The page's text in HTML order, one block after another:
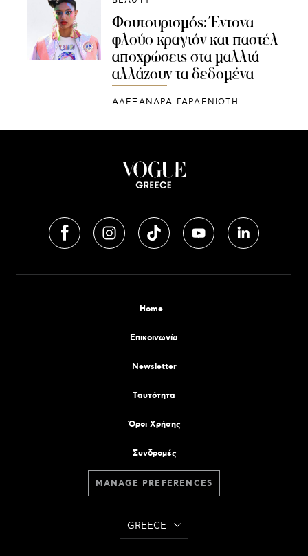
Φουτουρισμός: Έντονα
φλούο κραγιόν και παστέλ
αποχρώσεις στα μαλλιά
αλλάζουν τα δεδομένα
ΑΛΕΞΑΝΔΡΑ ΓΑΡΔΕΝΙΩΤΗ
Home
Επικοινωνία
Newsletter
Tαυτότητα
Όροι Χρήσης
Συνδρομές
MANAGE PREFERENCES
GREECE